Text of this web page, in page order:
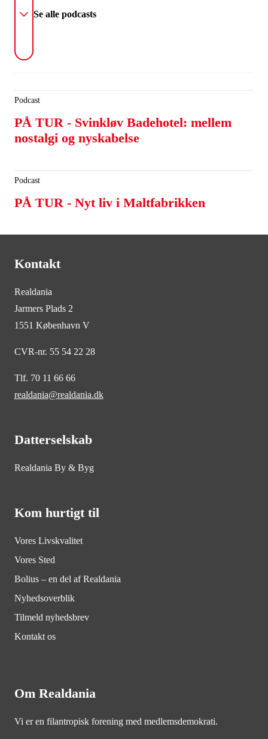
Se alle podcasts
Podcast
PÅ TUR - Svinkløv Badehotel: mellem
nostalgi og nyskabelse
Podcast
PÅ TUR - Nyt liv i Maltfabrikken
Kontakt
Realdania
Jarmers Plads 2
1551 København V
CVR-nr. 55 54 22 28
Tlf. 70 11 66 66
realdania@realdania.dk
Datterselskab
Realdania By & Byg
Kom hurtigt til
Vores Livskvalitet
Vores Sted
Bolius – en del af Realdania
Nyhedsoverblik
Tilmeld nyhedsbrev
Kontakt os
Om Realdania
Vi er en filantropisk forening med medlemsdemokrati.